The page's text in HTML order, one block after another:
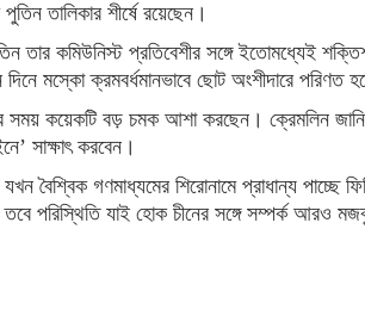
তালিকার শীর্ষে রয়েছেন।
তার কমিউনিস্ট প্রতিবেশীর সঙ্গে ইতোমধ্যেই
মস্কো ক্রমবর্ধমানভাবে ছোট অংশীদারে পরিণত
সময় কয়েকটি বড় চমক আশা করছেন। ক্রেমলিন
সাক্ষাৎ করবেন।
গণমাধ্যমের শিরোনামে প্রাধান্য পাচ্ছে
পরিস্থিতি যাই হোক চীনের সঙ্গে সম্পর্ক আরও